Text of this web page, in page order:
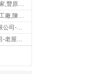
迎家搬家公司-潭子搬家,豐原搬家,大雅搬家,大甲搬家,台中推薦搬家,台中搬家
睛展貨架工廠-展示架工廠,陳列架,台中展示架工廠
山水園藝景觀設計有限公司-景觀工程,景觀設計,新竹園藝工程,新竹景觀設計
貫捷室內裝修有限公司-老屋翻新工程,台中老屋翻新工程,台中舊屋翻新